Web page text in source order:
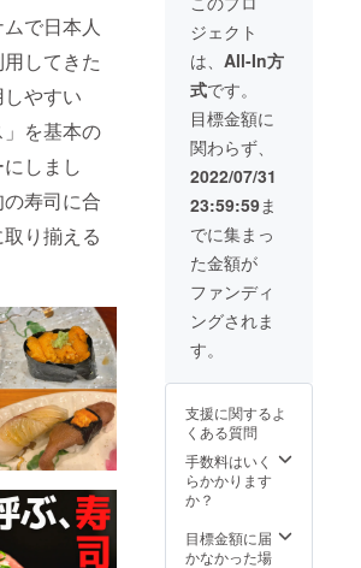
で日本人
してきた
やすい
」を基本の
しまし
寿司に合
り揃える
は差額
のお釣
りは出
ません
（ご注
意くだ
さい）
※ 有効
期限：
初回来
店から
3ヶ月間
（もし
くは
2023年
12月末
日ま
をお願
い致し
ます。
■ ご予
約方法
・
Facebo
ok
https://
www.fa
cebook.
com/su
shi.aoy
ama.so
1 ・
LINE
https://li
食事券
のお釣
りは出
ません
（ご注
意くだ
※ 有効
期限：
ださ
い。 ※
LINEで
の送付
を希望
の方は
備考欄
に LINE
ID をご
記入く
ださ
い。 な
お、当
店は
【事前
予約】
が必要
方法で
をお願
い致し
ます。
■ ご予
約方法
Facebo
ok
ただき
ます。
※ 掲載
を希望
するお
名前を
「備考
欄」に
ご記入
くださ
い（30
文字以
内） ※
掲載で
きない
ような
文字列
場合は
談させ
ていた
だくこ
とがあ
ります
期間は
オープ
ナー券
をお届
けしま
す。 ※
提供
ディ
ナーは
1名
4,00,00
0VND（
23,500
円相
当）の
コース
料理に
なりま
す ※ 最
えて、
敷島が
半日か
けて
ホーチ
ミンを
いたし
ます。
ジェクト
は、 All-In方
式です。
目標金額に
関わらず、
2022/07/31
23:59:59ま
でに集まっ
た金額が
ファンディ
ングされま
す。
支援に関するよ
くある質問
手数料はいく
らかかります
か？
目標金額に届
かなかった場